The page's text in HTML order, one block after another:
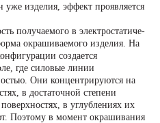
изделия, эффект проявляется
получаемого в электростатиче­
окрашиваемого изделия. На
создается
где силовые линии
Они концентрируются на
в достаточной степени
в углублениях их
По­этому в момент окрашивания